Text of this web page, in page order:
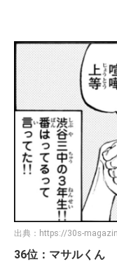
出典： https://30s-
36位：マサルくん